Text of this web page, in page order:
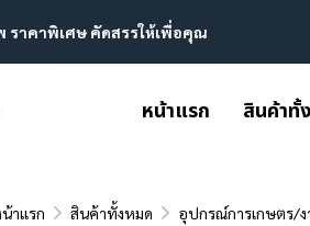
าคาพิเศษ คัดสรรให้เพื่อคุณ
หน้าแรก สินค้าทั้
าแรก สินค้าทั้งหมด อุปกรณ์การเกษตร/